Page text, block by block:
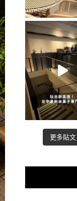
更多貼文